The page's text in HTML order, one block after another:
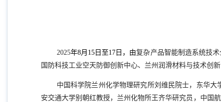
2025年8月 15日至17 日，由复杂产品智能制造系统技
国防科技工业空天防御创新中心、兰州润滑材料与技术创
中国科学院兰州化学物理研究所刘维民院士，东华
安交通大学别朝红教授，兰州化物所王齐华研究员，中国